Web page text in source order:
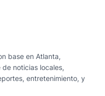
base en Atlanta,
noticias locales,
entretenimiento, y